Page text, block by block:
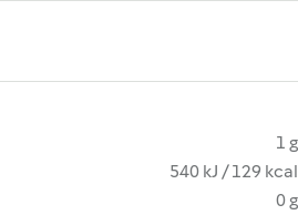
1 g
540 kJ / 129 kcal
0 g